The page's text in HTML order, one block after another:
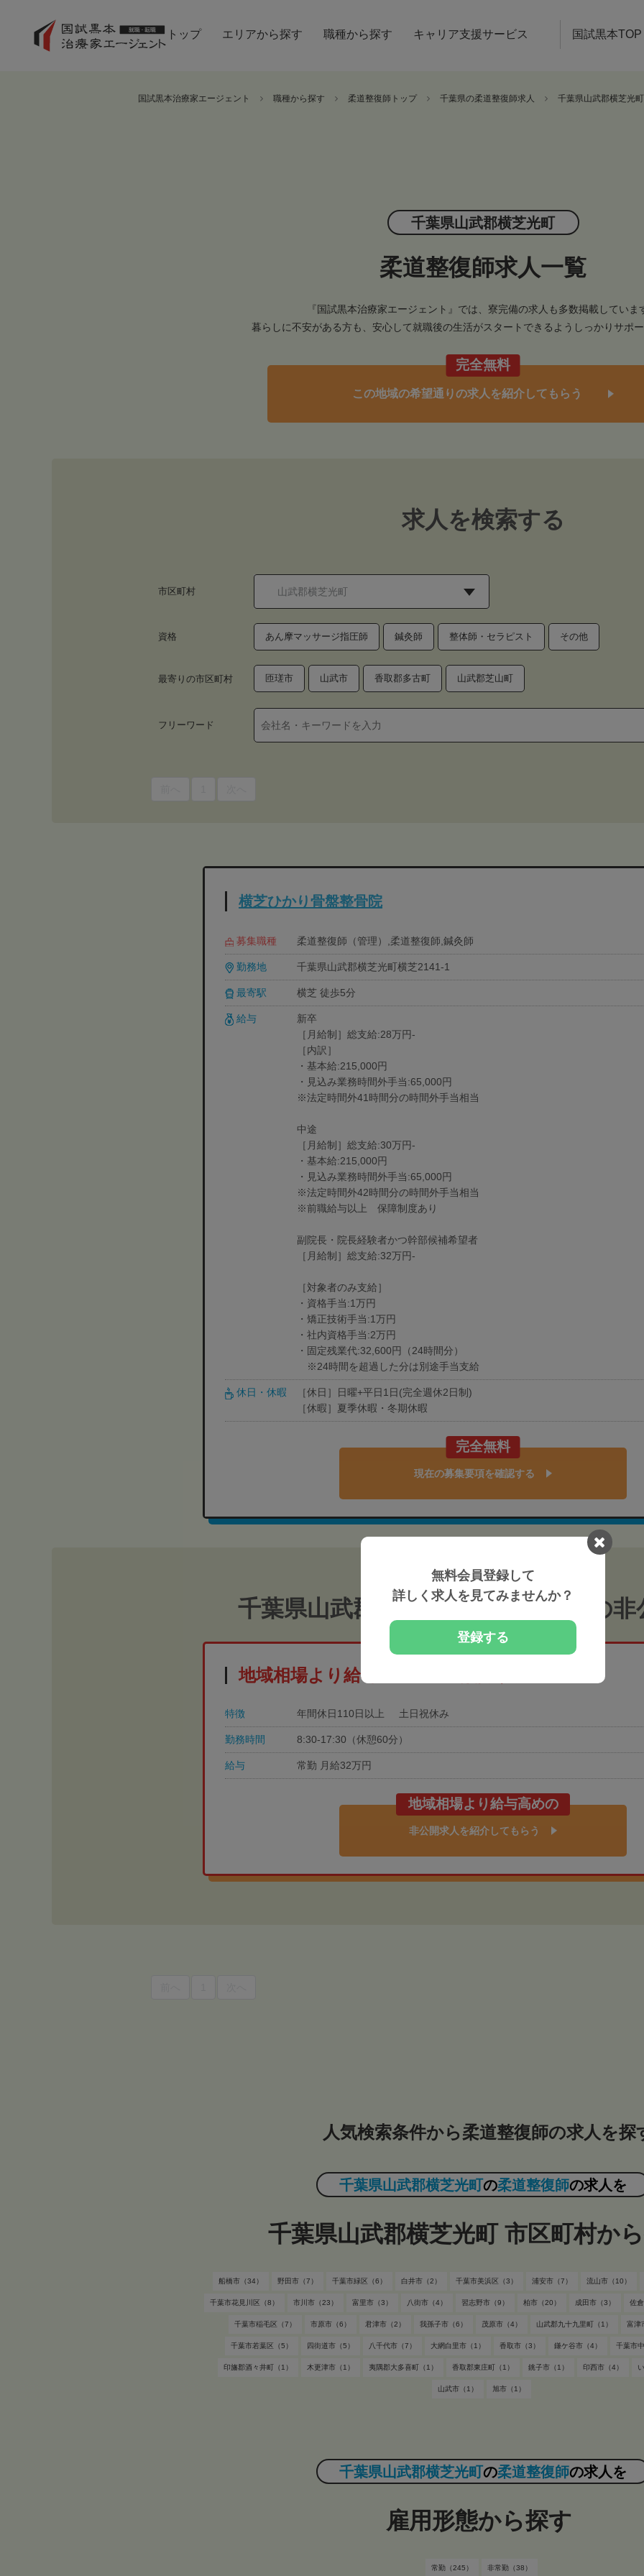
トップ エリアから探す 職種から探す キャリア支援サービス 国試黒本TOP
国試黒本治療家エージェント 職種から探す 柔道整復師トップ 千葉県の柔道整復師求人 千葉県山武郡横芝光
千葉県山武郡横芝光町
柔道整復師求人一覧
『国試黒本治療家エージェント』では、寮完備の求人も多数掲載していま
暮らしに不安がある方も、安心して就職後の生活がスタートできるようしっかりサポ
完全無料
この地域の希望通りの求人を紹介してもらう
求人を検索する
市区町村
資格 あん摩マッサージ指圧師 鍼灸師 整体師・セラピスト その他
最寄りの市区町村 匝瑳市 山武市 香取郡多古町 山武郡芝山町
フリーワード
横芝ひかり骨盤整骨院
募集職種 柔道整復師（管理）,柔道整復師,鍼灸師
勤務地 千葉県山武郡横芝光町横芝2141-1
最寄駅 横芝 徒歩5分
給与
新卒
［月給制］総支給:28万円-
［内訳］
・基本給:215,000円
・見込み業務時間外手当:65,000円
※法定時間外41時間分の時間外手当相当
中途
［月給制］総支給:30万円-
・基本給:215,000円
・見込み業務時間外手当:65,000円
※法定時間外42時間分の時間外手当相当
※前職給与以上 保障制度あり
副院長・院長経験者かつ幹部候補希望者
［月給制］総支給:32万円-
［対象者のみ支給］
・資格手当:1万円
・矯正技術手当:1万円
・社内資格手当:2万円
・固定残業代:32,600円（24時間分）
※24時間を超過した分は別途手当支給
休日・休暇
［休日］日曜+平日1日(完全週休2日制)
［休暇］夏季休暇・冬期休暇
完全無料
現在の募集要項を確認する
千葉県山武郡横芝光町 柔道整復師の非
地域相場より給与高めの非公開求人
特徴 年間休日110日以上 土日祝休み
勤務時間 8:30-17:30（休憩60分）
給与 常勤 月給32万円
地域相場より給与高めの
非公開求人を紹介してもらう
人気検索条件から柔道整復師の求人を探
千葉県山武郡横芝光町の柔道整復師の求人を
千葉県山武郡横芝光町 市区町村か
船橋市（34） 野田市（7） 千葉市緑区（6） 白井市（2） 千葉市美浜区（3） 浦安市（7） 流山市（10）
千葉市花見川区（8） 市川市（23） 富里市（3） 八街市（4） 習志野市（9） 柏市（20） 成田市（3） 佐
千葉市稲毛区（7） 市原市（6） 君津市（2） 我孫子市（6） 茂原市（4） 山武郡九十九里町（1） 富津
千葉市若葉区（5） 四街道市（5） 八千代市（7） 大網白里市（1） 香取市（3） 鎌ケ谷市（4） 千葉市
印旛郡酒々井町（1） 木更津市（1） 夷隅郡大多喜町（1） 香取郡東庄町（1） 銚子市（1） 印西市（4）
山武市（1） 旭市（1）
千葉県山武郡横芝光町の柔道整復師の求人を
雇用形態から探す
常勤（245） 非常勤（38）
無料会員登録して
詳しく求人を見てみませんか？
登録する